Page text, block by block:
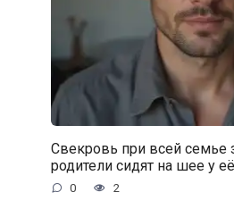
Свекровь при всей семье
родители сидят на шее у
0 2